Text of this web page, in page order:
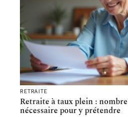
RETRAITE
Retraite à taux plein :
nécessaire pour y prétendre